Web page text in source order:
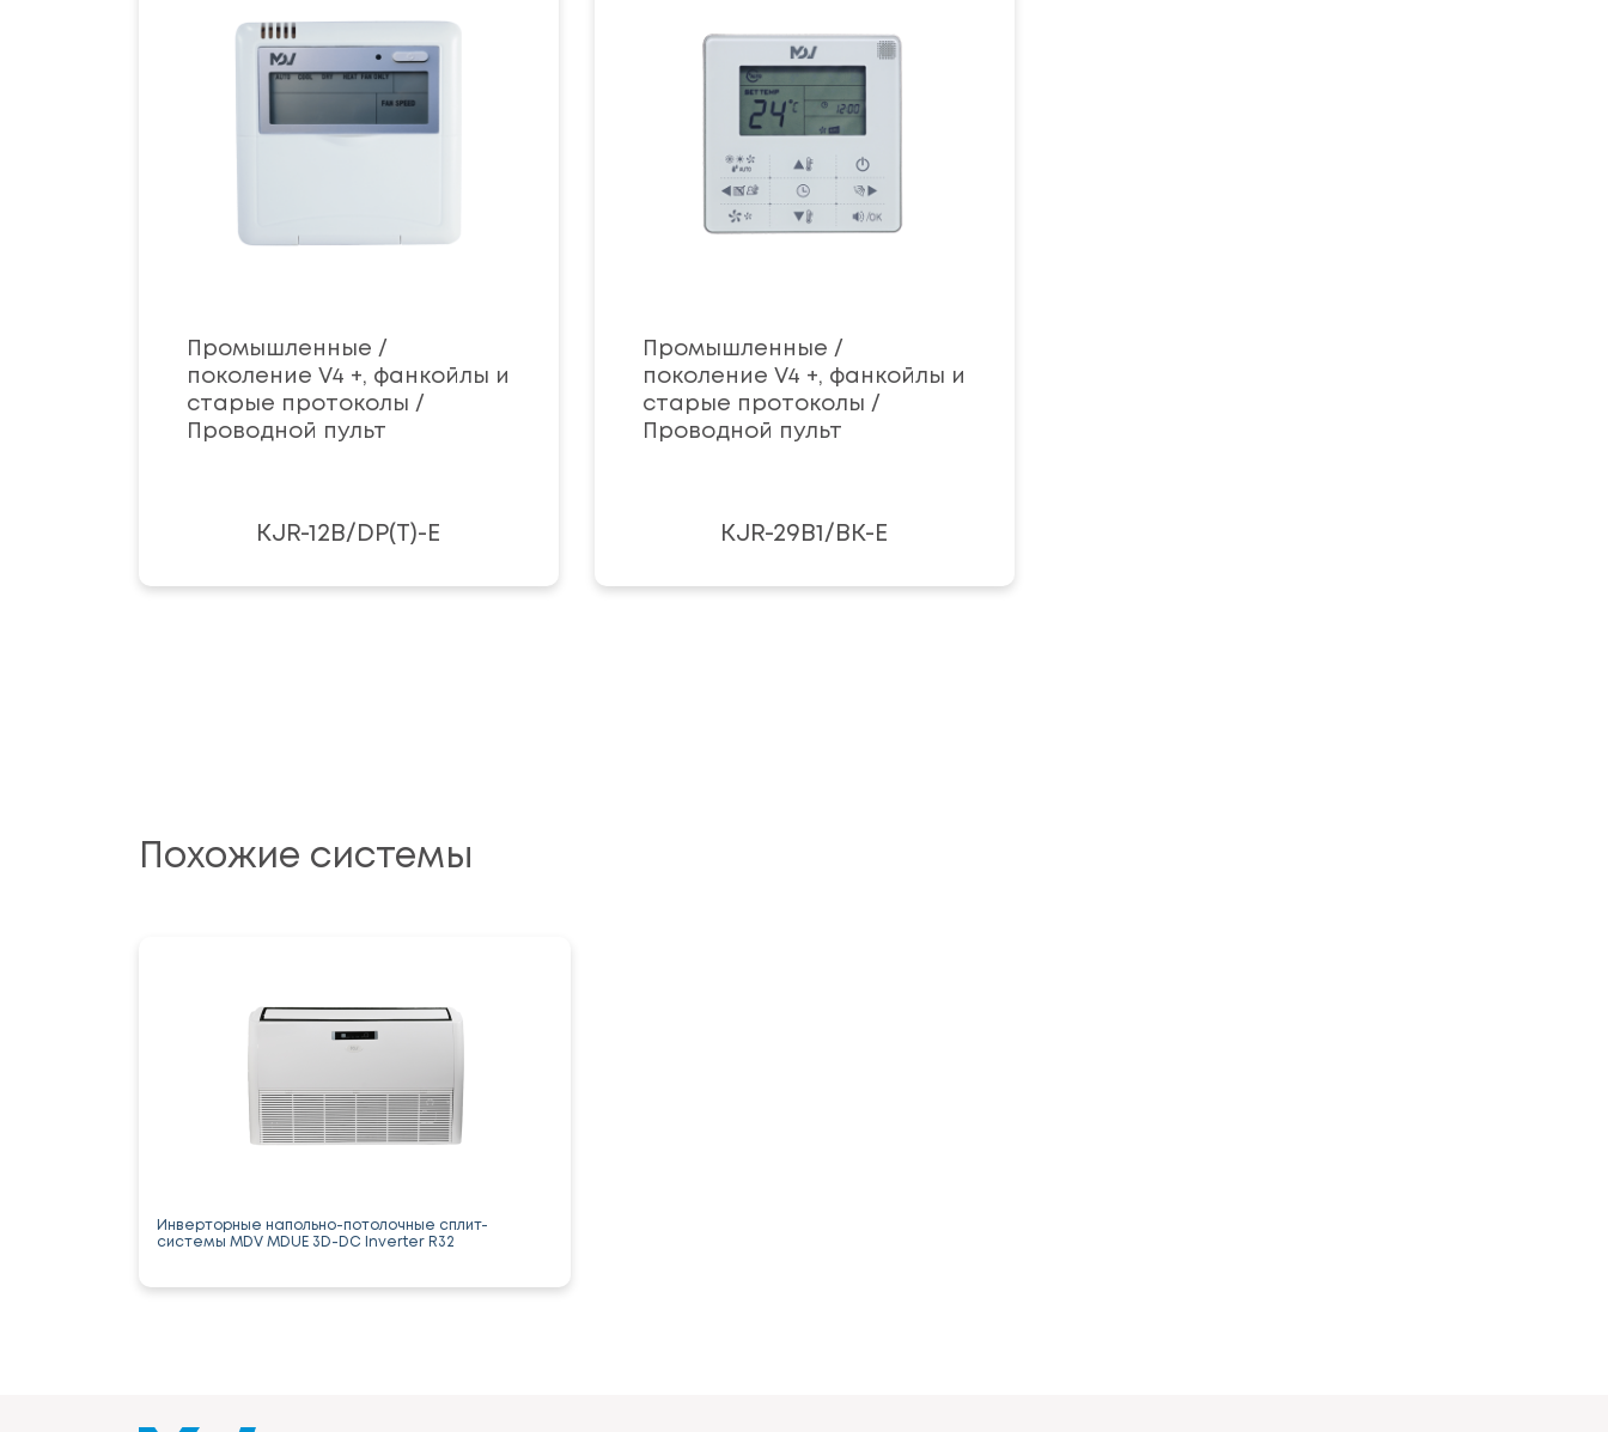
Промышленные /
поколение V4 +, фанкойлы и
старые протоколы /
Проводной пульт
KJR-12B/DP(T)-E
Промышленные /
поколение V4 +, фанкойлы и
старые протоколы /
Проводной пульт
KJR-29B1/BK-E
Похожие системы
Инверторные напольно-потолочные сплит-
системы MDV MDUE 3D-DC Inverter R32